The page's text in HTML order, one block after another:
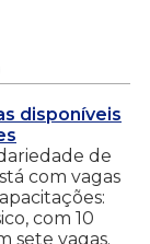
disponíveis
de
com vagas
com 10
sete vagas.